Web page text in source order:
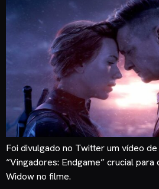
Foi divulgado no Twitter um vídeo
“Vingadores: Endgame” crucial
Widow no filme.